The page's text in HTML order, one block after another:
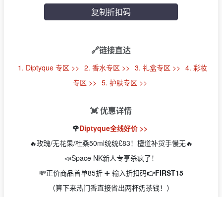
复制折扣码
🔗链接直达
1. Diptyque 专区 >> 2. 香水专区 >> 3. 礼盒专区 >> 4. 彩妆
专区 >> 5. 护肤专区 >>
💓 优惠详情
🌹Diptyque全线好价 >>
🔥玫瑰/无花果/杜桑50ml统统£83！檀道补货手慢无🔥
📣Space NK新人专享杀疯了！
💸正价商品首单85折 ➕ 输入折扣码👉FIRST15
（算下来热门香直接省出两杯奶茶钱！）